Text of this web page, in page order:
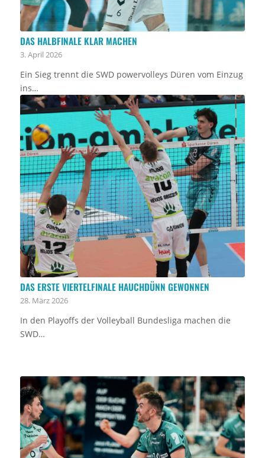
DAS HALBFINALE KLAR MACHEN
3. April 2026
Ein Sieg trennt die SWD powervolleys Düren vom Einzug
ins…
DAS ERSTE VIERTELFINALE HAUCHDÜNN GEWONNEN
28. März 2026
In den Playoffs der Volleyball Bundesliga machen die
SWD…